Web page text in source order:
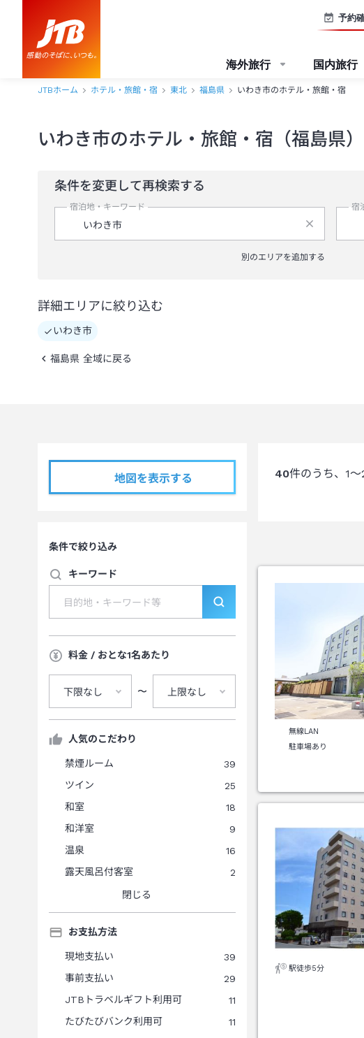
予約
海外旅行 国内旅行
JTBホーム ホテル・旅館・宿 東北 福島県 いわき市のホテル・旅館・宿
いわき市のホテル・旅館・宿（福島県
条件を変更して再検索する
宿泊地・キーワード
別のエリアを追加する
宿
詳細エリアに絞り込む
いわき市
福島県 全域に戻る
地図を表示する
条件で絞り込み
キーワード
料金 / おとな1名あたり
下限なし 〜 上限なし
人気のこだわり
禁煙ルーム
39
ツイン
25
和室
18
和洋室
9
温泉
16
露天風呂付客室
2
閉じる
お支払方法
現地支払い
39
事前支払い
29
JTBトラベルギフト利用可
11
たびたびバンク利用可
11
40件のうち、 1
無線LAN
駐車場あり
駅徒歩5分